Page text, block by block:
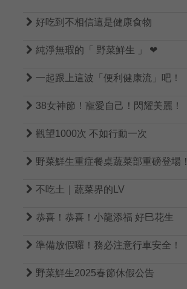
 好吃到不相信這是健康食物
 純淨無瑕的「 野菜鮮生 」 ❤
 一起跟上這波「便利健康流」吧！
 38女神節！寵愛自己！閃耀美麗！
 觀望1000次 不如行動一次
 野菜鮮生重症餐桌蔬菜部重磅登場！
 不吃土｜蔬菜界的LV
 恭喜！恭喜！小龍添福 好巳花生
 準備放假囉！務必注意行車安全！
 野菜鮮生2025春節休假公告